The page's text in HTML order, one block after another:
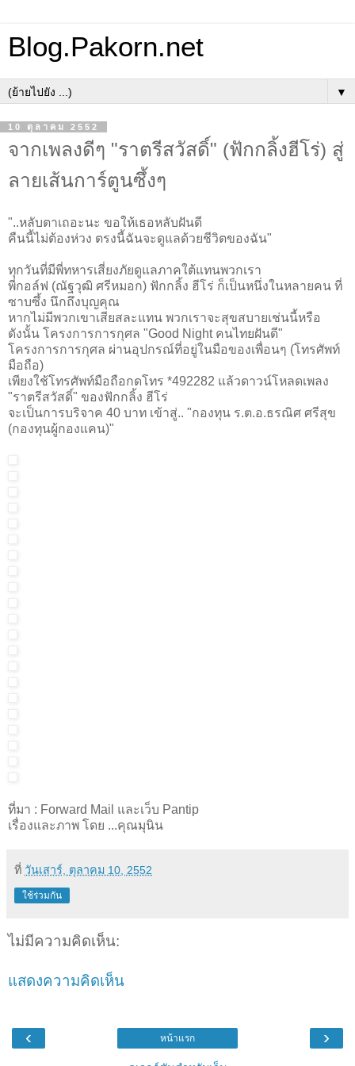
Blog.Pakorn.net
▼
10 ตุลาคม 2552
จากเพลงดีๆ "ราตรีสวัสดิ์" (ฟักกลิ้งฮีโร่) สู่
ลายเส้นการ์ตูนซึ้งๆ
"..หลับตาเถอะนะ ขอให้เธอหลับฝันดี
คืนนี้ไม่ต้องห่วง ตรงนี้ฉันจะดูแลด้วยชีวิตของฉัน"
ทุกวันที่มีพี่ทหารเสี่ยงภัยดูแลภาคใต้แทนพวกเรา
พี่กอล์ฟ (ณัฐวุฒิ ศรีหมอก) ฟักกลิ้ง ฮีโร่ ก็เป็นหนึ่งในหลายคน ที่
ซาบซึ้ง นึกถึงบุญคุณ
หากไม่มีพวกเขาเสียสละแทน พวกเราจะสุขสบายเช่นนี้หรือ
ดังนั้น โครงการการกุศล "Good Night คนไทยฝันดี"
โครงการการกุศล ผ่านอุปกรณ์ที่อยู่ในมือของเพื่อนๆ (โทรศัพท์
มือถือ)
เพียงใช้โทรศัพท์มือถือกดโทร *492282 แล้วดาวน์โหลดเพลง
"ราตรีสวัสดิ์" ของฟักกลิ้ง ฮีโร่
จะเป็นการบริจาค 40 บาท เข้าสู่.. "กองทุน ร.ต.อ.ธรณิศ ศรีสุข
(กองทุนผู้กองแคน)"
ที่มา : Forward Mail และเว็บ Pantip
เรื่องและภาพ โดย ...คุณมุนิน
ที่ วันเสาร์, ตุลาคม 10, 2552
ใช้ร่วมกัน
ไม่มีความคิดเห็น:
แสดงความคิดเห็น
‹ ›
หน้าแรก